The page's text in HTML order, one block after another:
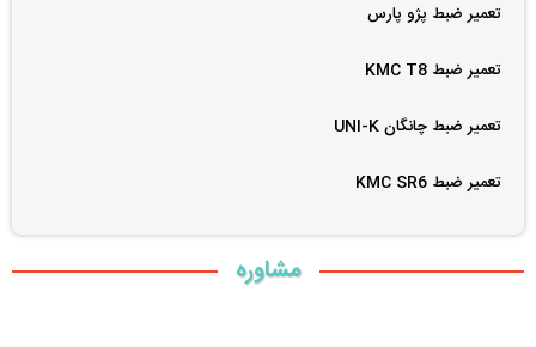
تعمیر ضبط پژو پارس
تعمیر ضبط KMC T8
تعمیر ضبط چانگان UNI-K
تعمیر ضبط KMC SR6
مشاوره